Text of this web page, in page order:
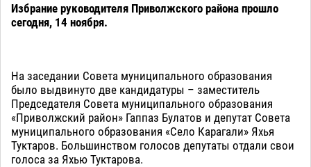
Избрание руководителя Приволжского района прошло
сегодня, 14 ноября.
На заседании Совета муниципального образования
было выдвинуто две кандидатуры – заместитель
Председателя Совета муниципального образования
«Приволжский район» Гаппаз Булатов и депутат Совета
муниципального образования «Село Карагали» Яхья
Туктаров. Большинством голосов депутаты отдали свои
голоса за Яхью Туктарова.